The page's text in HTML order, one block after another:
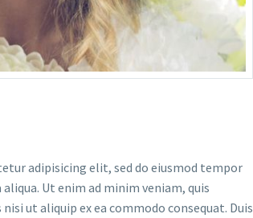
adipisicing elit, sed do eiusmod tempor
Ut enim ad minim veniam, quis
ut aliquip ex ea commodo consequat. Duis